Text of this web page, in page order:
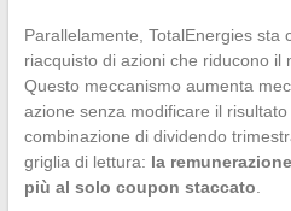
Parallelamente, TotalEnergies sta
riacquisto di azioni che riducono il
Questo meccanismo aumenta
azione senza modificare il
combinazione di dividendo
griglia di lettura: la
più al solo coupon staccato